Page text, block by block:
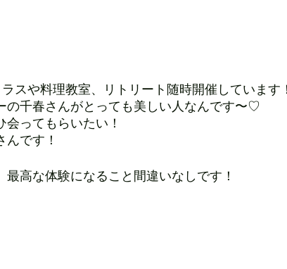
スや料理教室、リトリート随時開催しています
の千春さんがとっても美しい人なんです〜♡
ってもらいたい！
です！
高な体験になること間違いなしです！